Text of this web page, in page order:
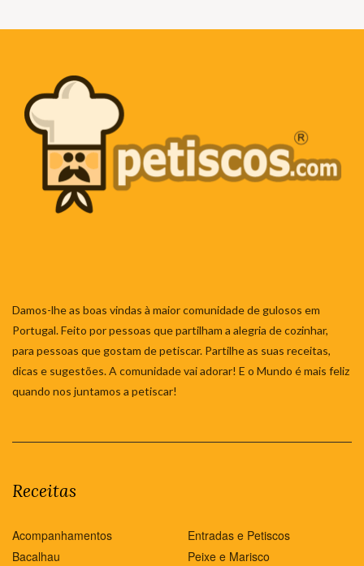
Damos-lhe as boas vindas à maior comunidade de gulosos em
Portugal. Feito por pessoas que partilham a alegria de cozinhar,
para pessoas que gostam de petiscar. Partilhe as suas receitas,
dicas e sugestões. A comunidade vai adorar! E o Mundo é mais feliz
quando nos juntamos a petiscar!
Receitas
Acompanhamentos
Bacalhau
Entradas e Petiscos
Peixe e Marisco